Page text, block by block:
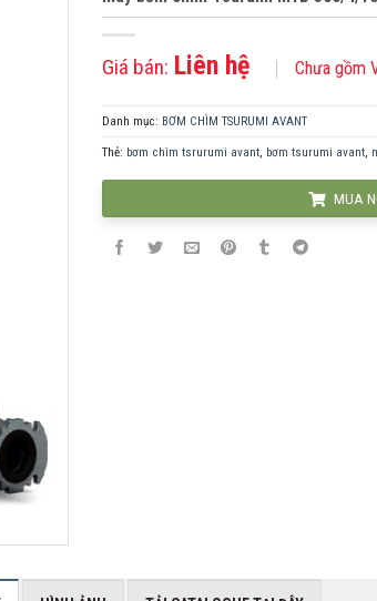
Giá bán: Liên hệ Chưa gồm
Danh mục: BƠM CHÌM TSURUMI AVANT
Thẻ: bơm chìm tsrurumi avant, bơm tsurumi avant,
MUA